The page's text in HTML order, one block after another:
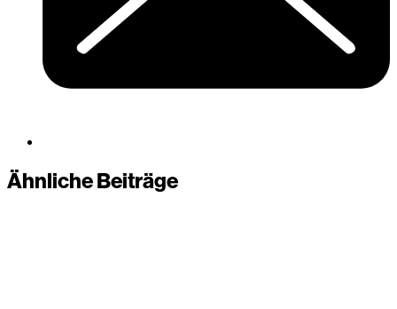
Ähnliche Beiträge